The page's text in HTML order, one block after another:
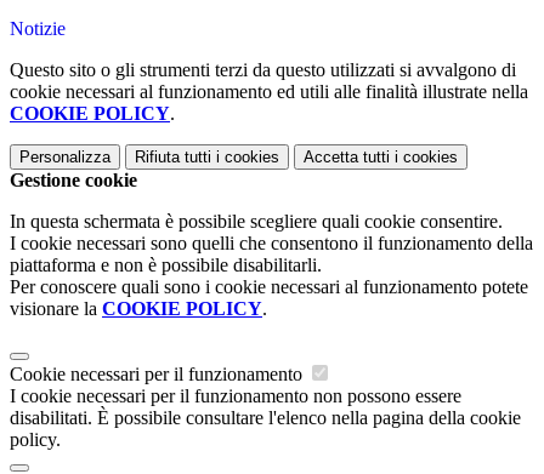
Notizie
Questo sito o gli strumenti terzi da questo utilizzati si avvalgono di
cookie necessari al funzionamento ed utili alle finalità illustrate nella
COOKIE POLICY.
Personalizza Rifiuta tutti i cookies Accetta tutti i cookies
Gestione cookie
In questa schermata è possibile scegliere quali cookie consentire.
I cookie necessari sono quelli che consentono il funzionamento della
piattaforma e non è possibile disabilitarli.
Per conoscere quali sono i cookie necessari al funzionamento potete
visionare la COOKIE POLICY.
Cookie necessari per il funzionamento
I cookie necessari per il funzionamento non possono essere
disabilitati. È possibile consultare l'elenco nella pagina della cookie
policy.